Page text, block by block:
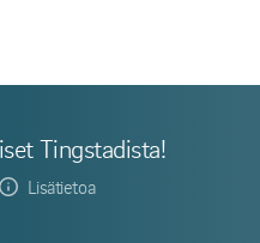
Tingstadista!
Lisätietoa